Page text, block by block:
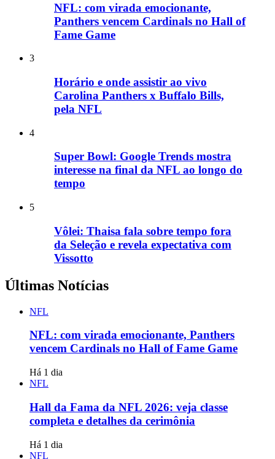
NFL: com virada emocionante,
Panthers vencem Cardinals no Hall of
Fame Game
3
Horário e onde assistir ao vivo
Carolina Panthers x Buffalo Bills,
pela NFL
4
Super Bowl: Google Trends mostra
interesse na final da NFL ao longo do
tempo
5
Vôlei: Thaisa fala sobre tempo fora
da Seleção e revela expectativa com
Vissotto
Últimas Notícias
NFL
NFL: com virada emocionante, Panthers
vencem Cardinals no Hall of Fame Game
Há 1 dia
NFL
Hall da Fama da NFL 2026: veja classe
completa e detalhes da cerimônia
Há 1 dia
NFL